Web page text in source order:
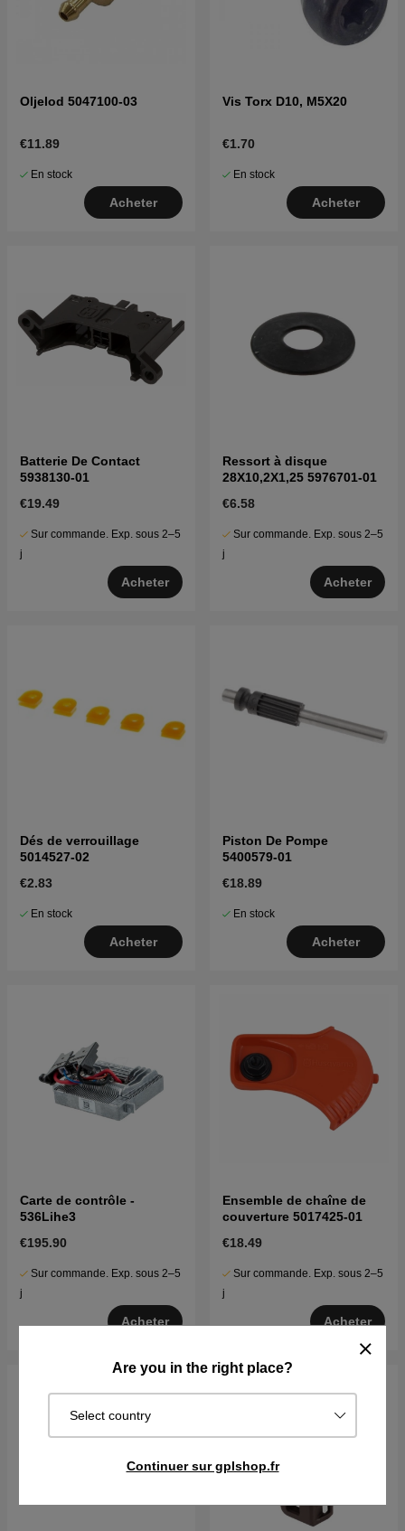
Are you in the right place?
Select country
Continuer sur gplshop.fr
Oljelod 5047100-03
€11.89
En stock
Acheter
Vis Torx D10, M5X20
€1.70
En stock
Acheter
Batterie De Contact
5938130-01
€19.49
Sur commande. Exp. sous 2–5
j
Acheter
Ressort à disque
28X10,2X1,25 5976701-01
€6.58
Sur commande. Exp. sous 2–5
j
Acheter
Dés de verrouillage
5014527-02
€2.83
En stock
Acheter
Piston De Pompe
5400579-01
€18.89
En stock
Acheter
Carte de contrôle -
536Lihe3
€195.90
Sur commande. Exp. sous 2–5
j
Acheter
Ensemble de chaîne de
couverture 5017425-01
€18.49
Sur commande. Exp. sous 2–5
j
Acheter